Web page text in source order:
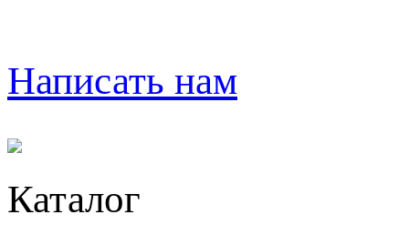
Написать нам
Каталог